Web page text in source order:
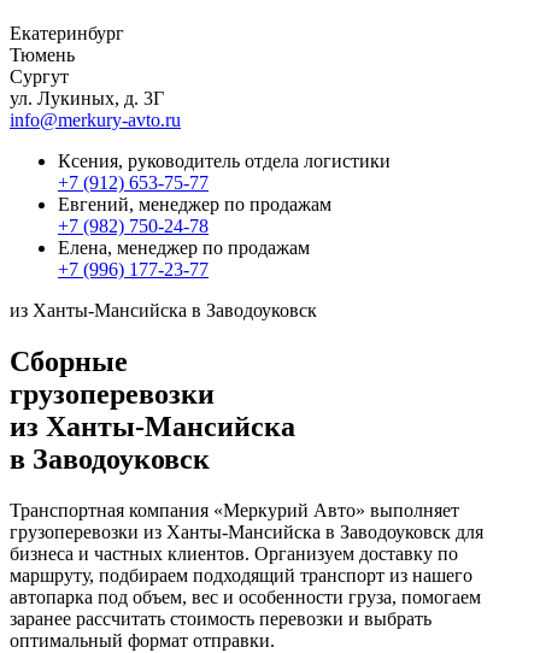
Екатеринбург
Тюмень
Сургут
ул. Лукиных, д. 3Г
info@merkury-avto.ru
Ксения, руководитель отдела логистики
+7 (912) 653-75-77
Евгений, менеджер по продажам
+7 (982) 750-24-78
Елена, менеджер по продажам
+7 (996) 177-23-77
из Ханты-Мансийска в Заводоуковск
Сборные
грузоперевозки
из Ханты-Мансийска
в Заводоуковск
Транспортная компания «Меркурий Авто» выполняет
грузоперевозки из Ханты-Мансийска в Заводоуковск для
бизнеса и частных клиентов. Организуем доставку по
маршруту, подбираем подходящий транспорт из нашего
автопарка под объем, вес и особенности груза, помогаем
заранее рассчитать стоимость перевозки и выбрать
оптимальный формат отправки.